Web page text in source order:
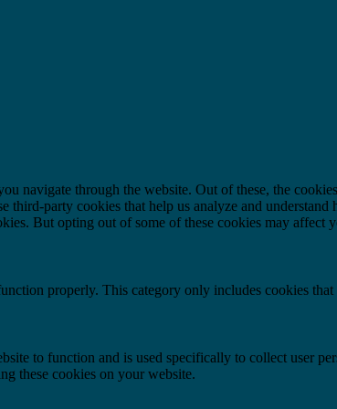
navigate through the website. Out of these, the
third-party cookies that help us analyze and
But opting out of some of these cookies may affect
properly. This category only includes cookies
to function and is used specifically to collect user
these cookies on your website.